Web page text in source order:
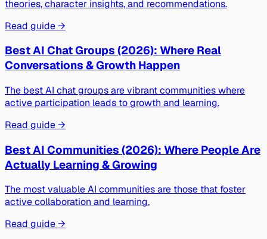
theories, character insights, and recommendations.
Read guide →
Best AI Chat Groups (2026): Where Real
Conversations & Growth Happen
The best AI chat groups are vibrant communities where
active participation leads to growth and learning.
Read guide →
Best AI Communities (2026): Where People Are
Actually Learning & Growing
The most valuable AI communities are those that foster
active collaboration and learning.
Read guide →